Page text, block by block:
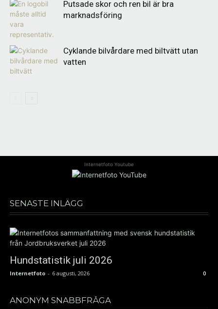
Putsade skor och ren bil är bra
marknadsföring
Cyklande bilvårdare med biltvätt utan
vatten
Internetfoto Youtube
SENASTE INLÄGG
Hundstatistik juli 2026
Internetfoto - 6 augusti, 2026 0
ANONYM SNABBFRÅGA